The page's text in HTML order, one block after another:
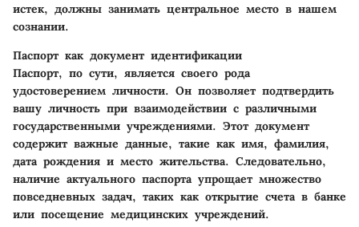
истек, должны занимать центральное место в нашем
сознании.
Паспорт как документ идентификации
Паспорт, по сути, является своего рода
удостоверением личности. Он позволяет подтвердить
вашу личность при взаимодействии с различными
государственными учреждениями. Этот документ
содержит важные данные, такие как имя, фамилия,
дата рождения и место жительства. Следовательно,
наличие актуального паспорта упрощает множество
повседневных задач, таких как открытие счета в банке
или посещение медицинских учреждений.